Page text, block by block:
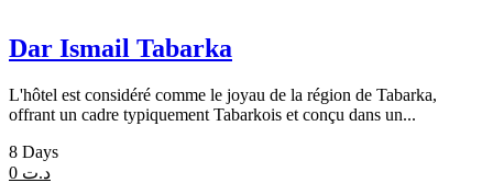
Dar Ismail Tabarka
L'hôtel est considéré comme le joyau de la région de Tabarka,
offrant un cadre typiquement Tabarkois et conçu dans un...
8 Days
د.ت 0